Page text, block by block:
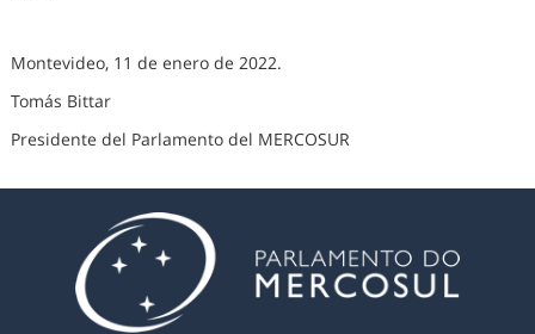
Montevideo, 11 de enero de 2022.
Tomás Bittar
Presidente del Parlamento del MERCOSUR